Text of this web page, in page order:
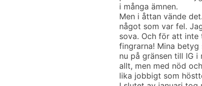
i många ämnen.
Men i åttan vände
något som var fel.
sova. Och för att inte
fingrarna! Mina
nu på gränsen till IG
allt, men med nöd
lika jobbigt som